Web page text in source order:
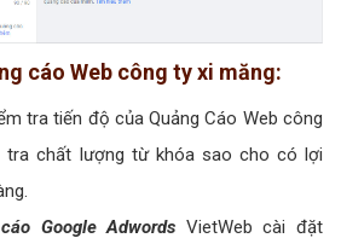
cáo Web công ty xi măng:
tra tiến độ của Quảng Cáo Web công
tra chất lượng từ khóa sao cho có lợi
Google Adwords VietWeb cài đặt